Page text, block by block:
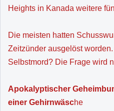
Heights in Kanada weitere
Die meisten hatten
Zeitzünder ausgelöst
Selbstmord? Die Frage wird
Apokalyptischer
einer Gehirnwäsche